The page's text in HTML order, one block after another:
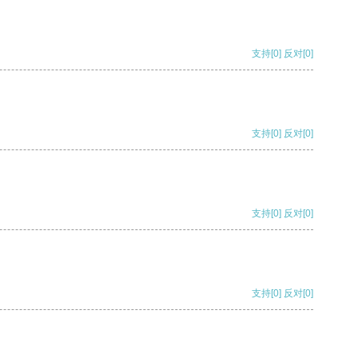
支持[0] 反对[0]
支持[0] 反对[0]
支持[0] 反对[0]
支持[0] 反对[0]